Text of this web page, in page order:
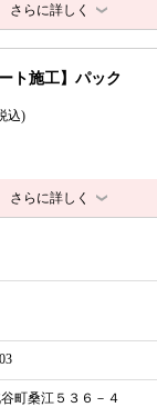
さらに詳しく
ト施工】パック
込)
さらに詳しく
町桑江５３６－４